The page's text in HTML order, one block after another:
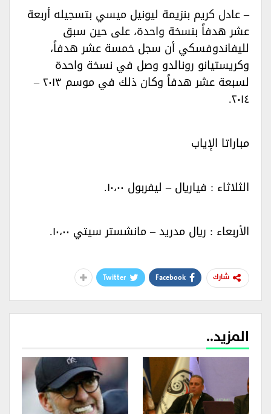
– عادل كريم بنزيمة ليونيل ميسي بتسجيله أربعة
عشر هدفاً بنسخة واحدة، على حين سبق
لليفاندوفسكي أن سجل خمسة عشر هدفاً،
وكريستيانو رونالدو وصل في نسخة واحدة
لسبعة عشر هدفاً وكان ذلك في موسم ٢٠١٣ –
٢٠١٤.‏
مباراتا الإياب‏
الثلاثاء : فياريال – ليفربول ١٠،٠٠.‏
الأربعاء : ريال مدريد – مانشستر سيتي ١٠،٠٠.‏
شارك Facebook
Twitter
المزيد..